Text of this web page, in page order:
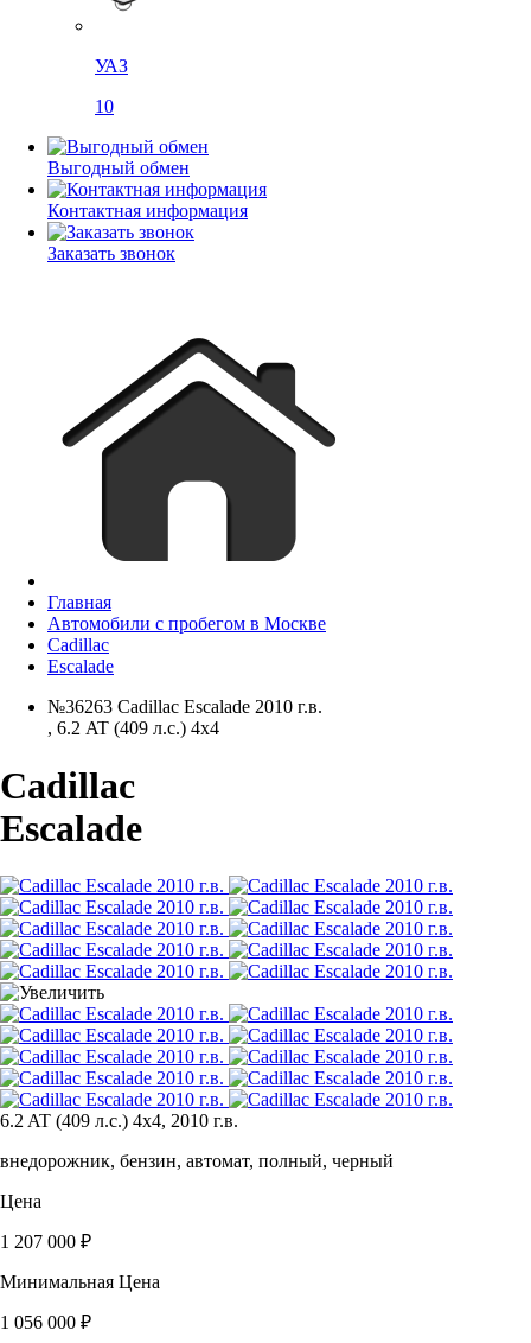
УАЗ
10
Выгодный обмен
Контактная информация
Заказать звонок
Главная
Автомобили с пробегом в Москве
Cadillac
Escalade
№36263 Cadillac Escalade 2010 г.в.
, 6.2 AT (409 л.с.) 4x4
Cadillac
Escalade
6.2 AT (409 л.с.) 4x4, 2010 г.в.
внедорожник, бензин, автомат, полный, черный
Цена
1 207 000 ₽
Минимальная Цена
1 056 000 ₽